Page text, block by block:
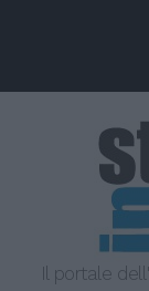
Il portale